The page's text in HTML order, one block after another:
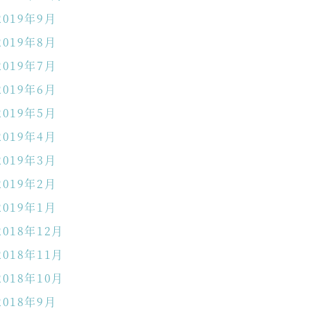
年9月
年8月
年7月
年6月
年5月
年4月
年3月
年2月
年1月
年12月
年11月
年10月
年9月